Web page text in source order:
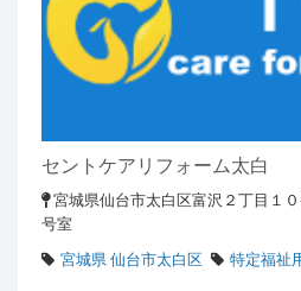
セントケアリフォーム太白
宮城県仙台市太白区富沢２丁目
号室
宮城県 仙台市太白区
特定福祉